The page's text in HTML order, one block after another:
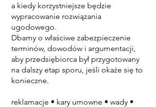
a kiedy korzystniejsze będzie
wypracowanie rozwiązania
ugodowego.
Dbamy o właściwe zabezpieczenie
terminów, dowodów i argumentacji,
aby przedsiębiorca był przygotowany
na dalszy etap sporu, jeśli okaże się to
konieczne.
reklamacje • kary umowne • wady •